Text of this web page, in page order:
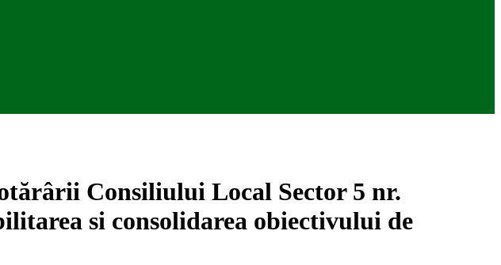
Consiliului Local Sector 5 nr.
si consolidarea obiectivului de